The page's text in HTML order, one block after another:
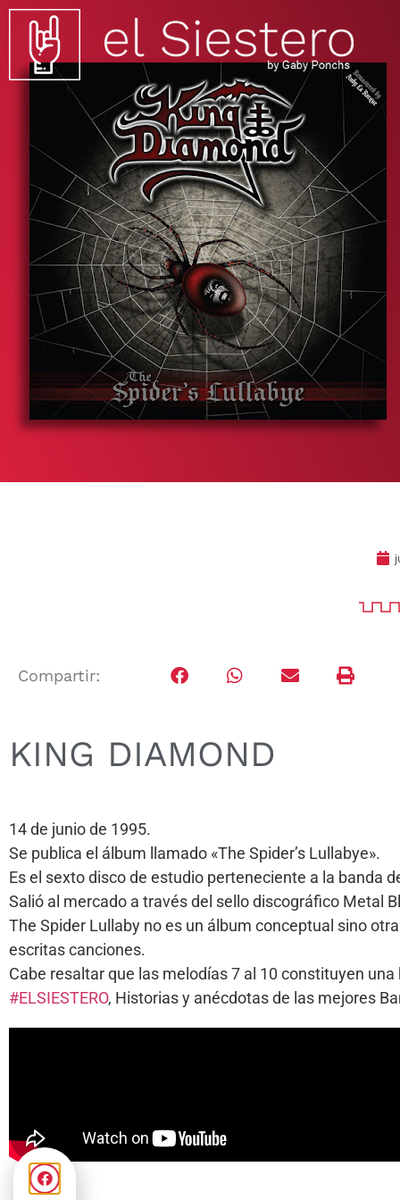
Compartir:
KING DIAMOND
14 de junio de 1995.
Se publica el álbum llamado «The Spider’s Lullabye».
Es el sexto disco de estudio perteneciente a la banda
Salió al mercado a través del sello discográfico Metal
The Spider Lullaby no es un álbum conceptual sino
escritas canciones.
Cabe resaltar que las melodías 7 al 10 constituyen una
#ELSIESTERO, Historias y anécdotas de las mejores